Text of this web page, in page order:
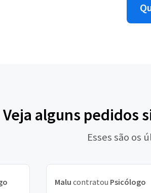
Veja alguns pedidos
Esses são os
Malu contratou Psicólogo